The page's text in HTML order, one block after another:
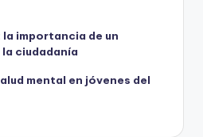
importancia de un
ciudadanía
mental en jóvenes del